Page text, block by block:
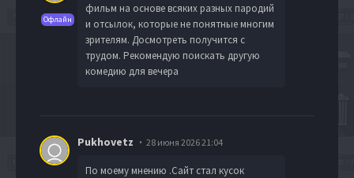
Офлайн
фильм на основе всяких разных пародий
и отсылок, которые не понятные многим
зрителям. Досмотреть получится с
трудом. Рекомендую поискать другую
комедию для вечера
Pukhovetz 28 июня 2026 21:04
По моему мнению .Сайт стал кусок